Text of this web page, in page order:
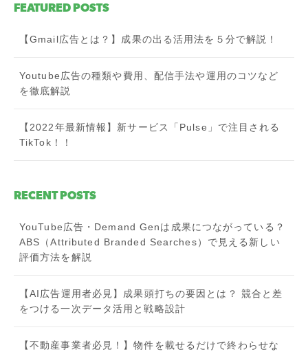
FEATURED POSTS
【Gmail広告とは？】成果の出る活用法を５分で解説！
Youtube広告の種類や費用、配信手法や運用のコツなど
を徹底解説
【2022年最新情報】新サービス「Pulse」で注目される
TikTok！！
RECENT POSTS
YouTube広告・Demand Genは成果につながっている？
ABS（Attributed Branded Searches）で見える新しい
評価方法を解説
【AI広告運用者必見】成果頭打ちの要因とは？ 競合と差
をつける一次データ活用と戦略設計
【不動産事業者必見！】物件を載せるだけで終わらせな